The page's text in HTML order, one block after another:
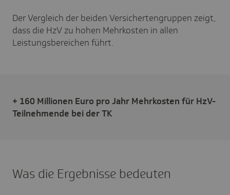
Der Vergleich der beiden Versichertengruppen zeigt,
dass die HzV zu hohen Mehrkosten in allen
Leistungsbereichen führt.
+ 160 Millionen Euro pro Jahr Mehrkosten für HzV-
Teilnehmende bei der TK
Was die Ergebnisse bedeuten